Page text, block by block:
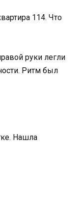
114. Что
руки легли
Ритм был
Нашла